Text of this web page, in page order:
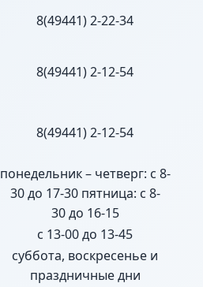
8(49441) 2-22-34
8(49441) 2-12-54
8(49441) 2-12-54
понедельник – четверг: с 8-
30 до 17-30 пятница: с 8-
30 до 16-15
с 13-00 до 13-45
суббота, воскресенье и
праздничные дни